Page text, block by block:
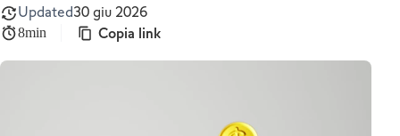
Updated30 giu 2026
8min
Copia link